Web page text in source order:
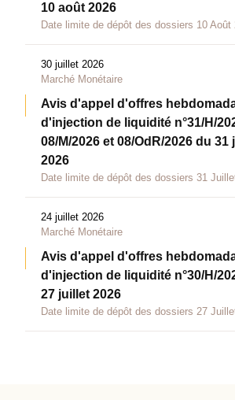
10 août 2026
Date limite de dépôt des dossiers 10 Août
30 juillet 2026
Marché Monétaire
Avis d'appel d'offres
d'injection de liquidité n°31/H/
08/M/2026 et 08/OdR/2026 du 31
2026
Date limite de dépôt des dossiers 31
24 juillet 2026
Marché Monétaire
Avis d'appel d'offres
d'injection de liquidité n°30/H/
27 juillet 2026
Date limite de dépôt des dossiers 27